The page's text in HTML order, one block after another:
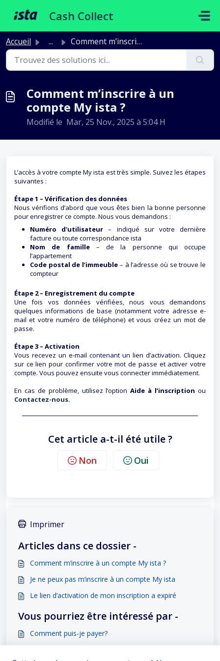
Cash Collect
Accueil ... Comment m’inscrire à un compte My ista ?
Comment m’inscrire à un
compte My ista ?
Modifié le Mar, 25 Nov., 2025 à 5:04 H
L’accès à votre compte My ista est très simple. Suivez les étapes
suivantes :
Étape 1 – Vérification des données
Nous vérifions d’abord que vous êtes bien la bonne personne
pour enregistrer ce compte. Nous vous demandons :
Numéro d'utilisateur – indiqué sur votre dernière
facture ou toute correspondance ista
Nom de famille– de la personne qui occupe
l’appartement
Code postal de l’immeuble – à l’adresse où se trouve le
compteur
Étape 2 – Enregistrement du compte
Une fois vos données vérifiées, nous vous demandons
quelques informations de base (notamment votre adresse e-
mail et votre numéro de téléphone) et vous créez un mot de
passe.
Étape 3 – Activation
Vous recevez un e-mail contenant un lien d’activation. Cliquez
sur ce lien pour confirmer votre mot de passe et activer votre
compte. Vous pouvez ensuite vous connecter immédiatement.
En cas de problème, utilisez l’optionAide à l’inscription ou
Contactez-nous.
Cet article a-t-il été utile ?
Non Oui
Imprimer
Articles dans ce dossier -
Comment m’inscrire à un compte My ista ?
Je ne peux pas m’inscrire à un compte My ista
Le lien d’activation de mon inscription a expiré
Vous pourriez être intéressé par -
Comment puis-je payer?